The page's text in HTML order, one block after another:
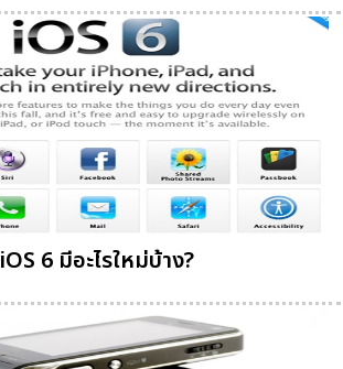
iOS 6 มีอะไรใหม่บ้าง?